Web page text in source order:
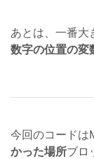
あとは、一番大
数字の位置の変
今回のコード
かった場所ブロ